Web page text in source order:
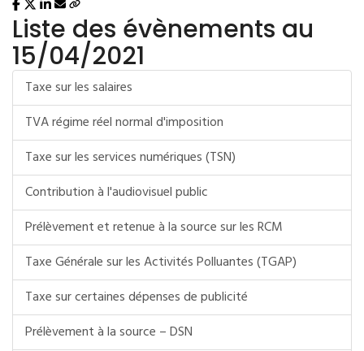
Liste des évènements au
15/04/2021
Taxe sur les salaires
TVA régime réel normal d'imposition
Taxe sur les services numériques (TSN)
Contribution à l'audiovisuel public
Prélèvement et retenue à la source sur les RCM
Taxe Générale sur les Activités Polluantes (TGAP)
Taxe sur certaines dépenses de publicité
Prélèvement à la source – DSN